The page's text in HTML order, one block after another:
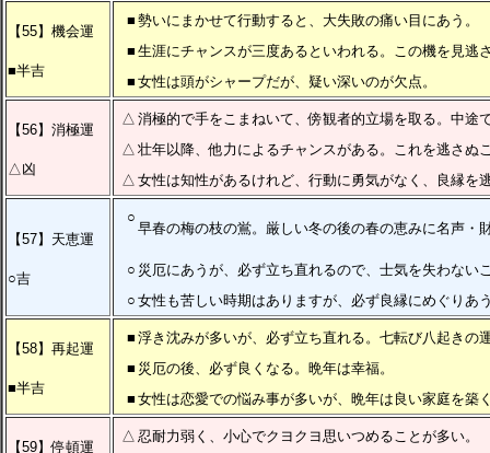
【55】機会運
■半吉
■ 勢いにまかせて行動すると、大失敗の痛い目にあう。
■ 生涯にチャンスが三度あるといわれる。この機を見逃
■ 女性は頭がシャープだが、疑い深いのが欠点。
【56】消極運
△凶
△ 消極的で手をこまねいて、傍観者的立場を取る。中途
△ 壮年以降、他力によるチャンスがある。これを逃さぬ
△ 女性は知性があるけれど、行動に勇気がなく、良縁を
【57】天恵運
○吉
○
早春の梅の枝の鴬。厳しい冬の後の春の恵みに名声・
○ 災厄にあうが、必ず立ち直れるので、士気を失わない
○ 女性も苦しい時期はありますが、必ず良縁にめぐりあ
【58】再起運
■半吉
■ 浮き沈みが多いが、必ず立ち直れる。七転び八起きの
■ 災厄の後、必ず良くなる。晩年は幸福。
■ 女性は恋愛での悩み事が多いが、晩年は良い家庭を築
【59】停頓運
△ 忍耐力弱く、小心でクヨクヨ思いつめることが多い。